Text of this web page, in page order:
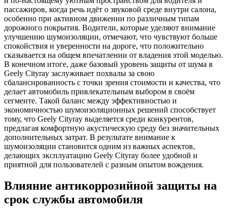
пассажиров, когда речь идёт о звуковой среде внутри салона,
особенно при активном движении по различным типам
дорожного покрытия. Водители, которые уделяют внимание
улучшению шумоизоляции, отмечают, что чувствуют больше
спокойствия и уверенности на дороге, что положительно
сказывается на общем впечатлении от владения этой моделью.
В конечном итоге, даже базовый уровень защиты от шума в
Geely Cityray заслуживает похвалы за свою
сбалансированность с точки зрения стоимости и качества, что
делает автомобиль привлекательным выбором в своём
сегменте. Такой баланс между эффективностью и
экономичностью шумоизоляционных решений способствует
тому, что Geely Cityray выделяется среди конкурентов,
предлагая комфортную акустическую среду без значительных
дополнительных затрат. В результате внимание к
шумоизоляции становится одним из важных аспектов,
делающих эксплуатацию Geely Cityray более удобной и
приятной для пользователей с разным опытом вождения.
Влияние антикоррозийной защиты на
срок службы автомобиля